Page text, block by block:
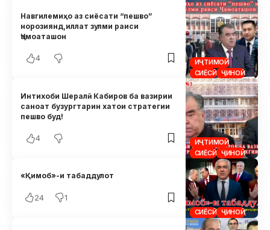
ИҶТИМОӢ
СИЁСӢ
ҶИНОӢ
Навгилемиҳо аз сиёсати “пешво”
норозиянд,иллат зулми раиси
Ҷамоаташон
4
ИҶТИМОӢ
СИЁСӢ
ҶИНОӢ
Интихоби Шералӣ Кабиров ба вазирии
саноат бузургтарин хатои стратегии
пешво буд!
4
СИЁСӢ ҶИНОӢ
«Қимоб»-и табаддулот
24 1